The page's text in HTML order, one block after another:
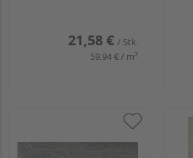
21,58 € / Stk.
59,94 € / m²